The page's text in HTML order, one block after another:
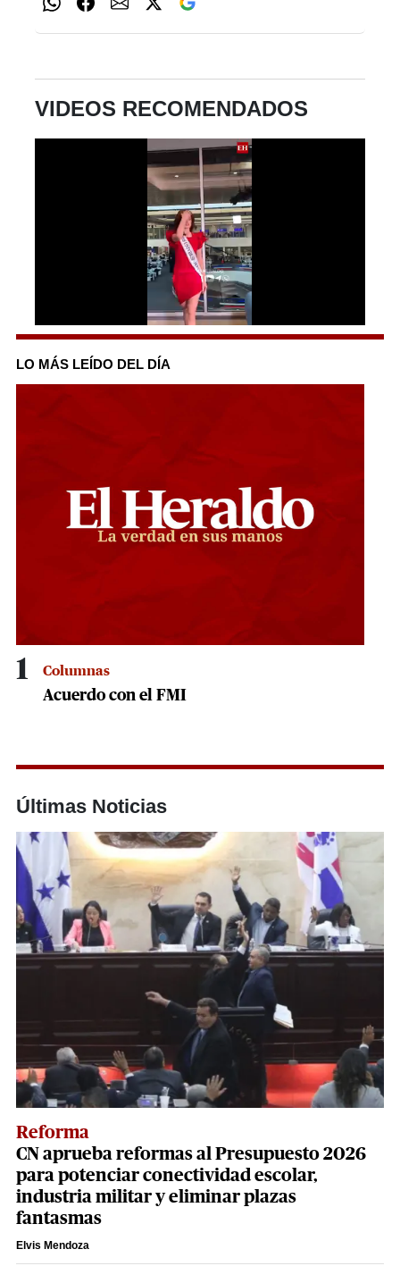
VIDEOS RECOMENDADOS
0
of
1
minute,
LO MÁS LEÍDO DEL DÍA
1 Columnas
Acuerdo con el FMI
Últimas Noticias
Reforma
CN aprueba reformas al Presupuesto 2026
para potenciar conectividad escolar,
industria militar y eliminar plazas
fantasmas
Elvis Mendoza